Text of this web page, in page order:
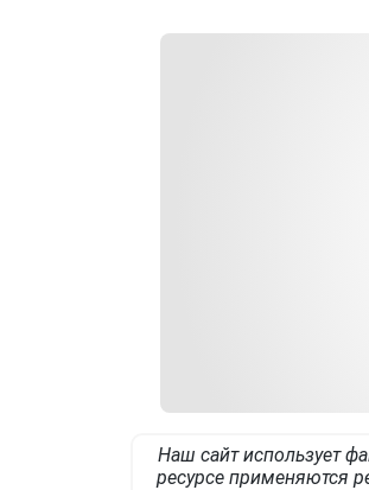
Наш сайт использует
ресурсе применяются